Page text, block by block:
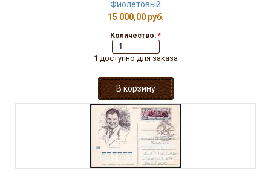
Фиолетовый
15 000,00 руб.
Количество: *
1 доступно для заказа